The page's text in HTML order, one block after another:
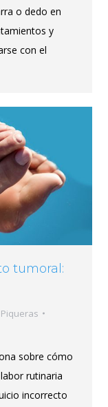
o dedo en
y
con el
tumoral:
sobre cómo
rutinaria
incorrecto